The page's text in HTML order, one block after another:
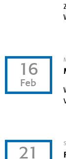
16
Feb
21